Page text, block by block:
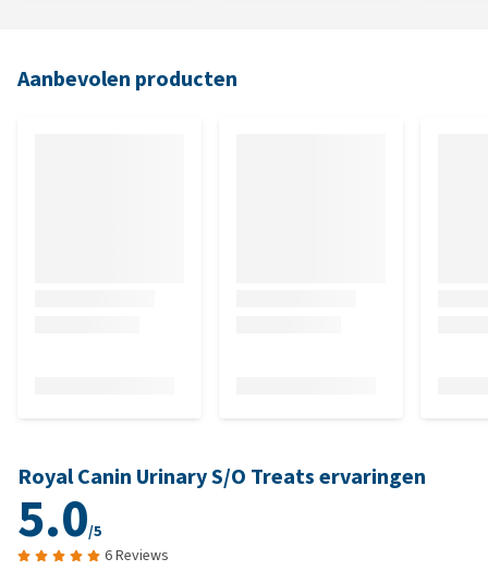
Aanbevolen producten
Royal Canin Urinary S/O Treats ervaringen
5.0/5
6 Reviews